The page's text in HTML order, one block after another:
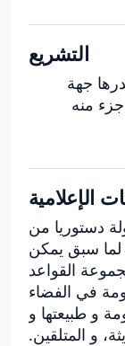
التشريع
جهة
منه
الإعلامية
دستوريا من
لما سبق يمكن
القواعد
في الفضاء
و طبيعتها و
و المتلقين.